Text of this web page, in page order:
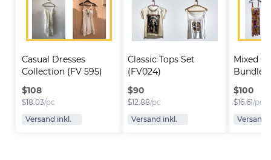
Casual Dresses
Collection (FV 595)
$108
$18.03/pc
Versand inkl.
Classic Tops Set
(FV024)
$90
$12.88/pc
Versand inkl.
Mixed
Bundle
$100
$16.61/pc
Versand